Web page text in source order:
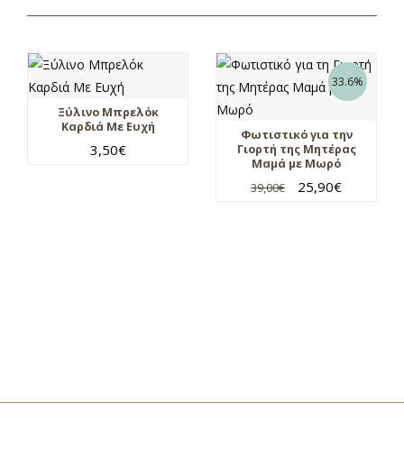
Ξύλινο Μπρελόκ
Καρδιά Με Ευχή
3,50€
33.6%
Φωτιστικό για την
Γιορτή της Μητέρας
Μαμά με Μωρό
39,00€ 25,90€